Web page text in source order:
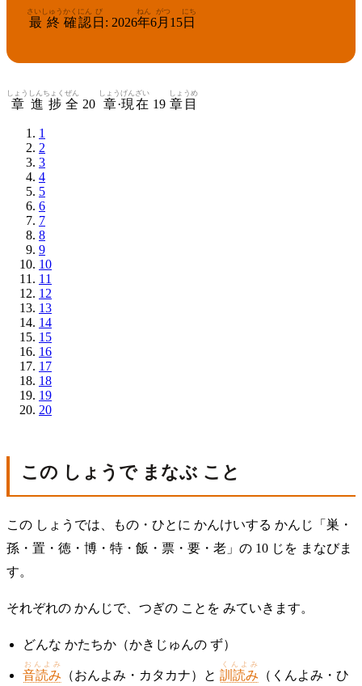
最終
さいしゅう
確認
かくにん
日
び
: 2026年
ねん
6月
がつ
15日
にち
章
しょう
進捗
しんちょく
全
ぜん
20 章
しょう
·現在
げんざい
19 章目
しょうめ
1
2
3
4
5
6
7
8
9
10
11
12
13
14
15
16
17
18
19
20
この しょうで まなぶ こと
この しょうでは、もの・ひとに かんけいする かんじ「巣・
孫・置・徳・博・特・飯・票・要・老」の 10 じを まなびま
す。
それぞれの かんじで、つぎの ことを みていきます。
どんな かたちか（かきじゅんの ず）
音読み
おんよみ
（おんよみ・カタカナ）と 訓読み
くんよみ
（くんよみ・ひ